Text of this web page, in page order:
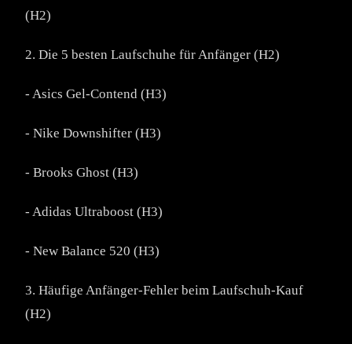
(H2)
2. Die 5 besten Laufschuhe für Anfänger (H2)
- Asics Gel-Contend (H3)
- Nike Downshifter (H3)
- Brooks Ghost (H3)
- Adidas Ultraboost (H3)
- New Balance 520 (H3)
3. Häufige Anfänger-Fehler beim Laufschuh-Kauf
(H2)